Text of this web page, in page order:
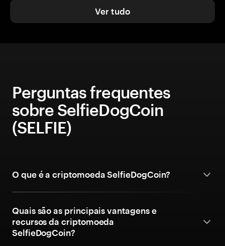
Ver tudo
Perguntas frequentes
sobre SelfieDogCoin
(SELFIE)
O que é a criptomoeda SelfieDogCoin?
Quais são as principais vantagens e
recursos da criptomoeda
SelfieDogCoin?